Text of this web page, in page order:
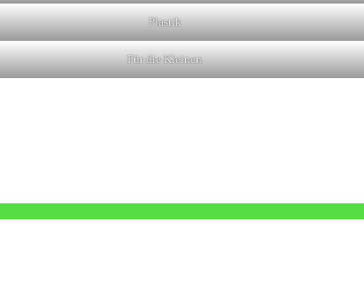
Plastik
Für die Kleinen